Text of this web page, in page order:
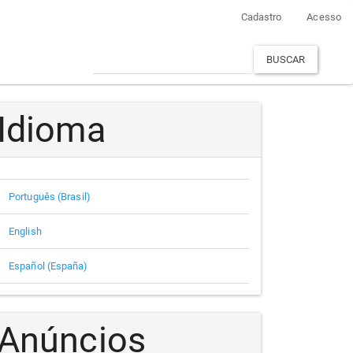
Cadastro Acesso
BUSCAR
Idioma
Português (Brasil)
English
Español (España)